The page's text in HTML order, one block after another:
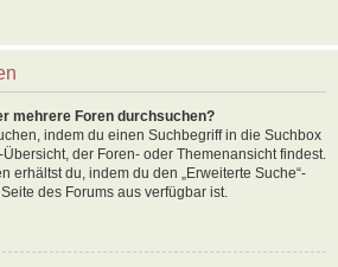
mehrere Foren durchsuchen?
indem du einen Suchbegriff in die Suchbox
der Foren- oder Themenansicht findest.
erhältst du, indem du den „Erweiterte Suche“-
des Forums aus verfügbar ist.